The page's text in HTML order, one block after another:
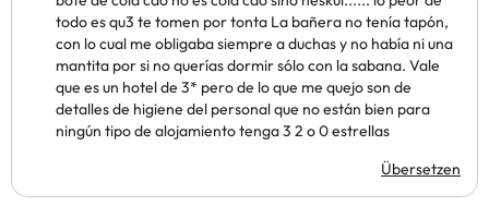
todo es qu3 te tomen por tonta La bañera no tenía tapón,
con lo cual me obligaba siempre a duchas y no había ni una
mantita por si no querías dormir sólo con la sabana. Vale
que es un hotel de 3* pero de lo que me quejo son de
detalles de higiene del personal que no están bien para
ningún tipo de alojamiento tenga 3 2 o 0 estrellas
Übersetzen